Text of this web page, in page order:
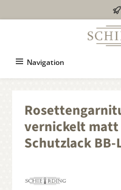
Navigation
vernickelt
Schutzlack